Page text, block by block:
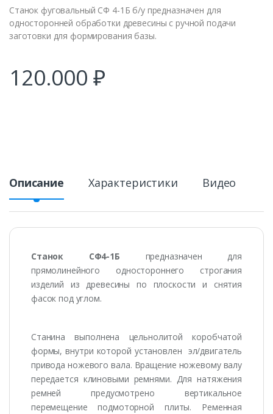
Станок фуговальный СФ 4-1Б б/у предназначен для
односторонней обработки древесины с ручной подачи
заготовки для формирования базы.
120.000 ₽
Описание Характеристики Видео
Станок СФ4-1Б предназначен для
прямолинейного одностороннего строгания
изделий из древесины по плоскости и снятия
фасок под углом.
Станина выполнена цельнолитой коробчатой
формы, внутри которой установлен эл/двигатель
привода ножевого вала. Вращение ножевому валу
передается клиновыми ремнями. Для натяжения
ремней предусмотрено вертикальное
перемещение подмоторной плиты. Ременная